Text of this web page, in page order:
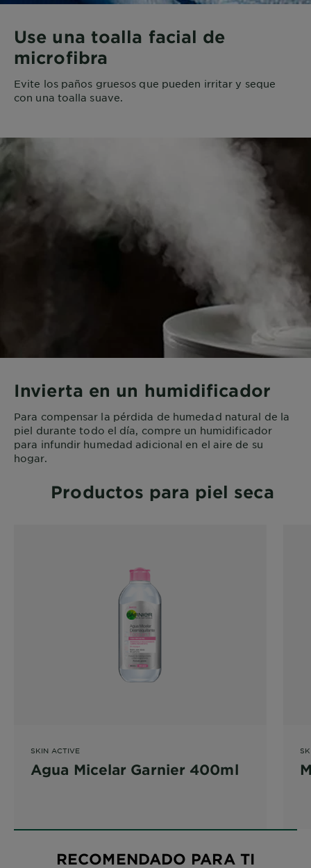
Use una toalla facial de
microfibra
Evite los paños gruesos que pueden irritar y seque
con una toalla suave.
Invierta en un humidificador
Para compensar la pérdida de humedad natural de la
piel durante todo el día, compre un humidificador
para infundir humedad adicional en el aire de su
hogar.
Productos para piel seca
SKIN ACTIVE
Agua Micelar Garnier 400ml
RECOMENDADO PARA TI